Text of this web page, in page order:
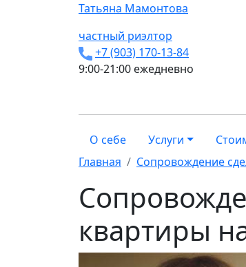
Татьяна Мамонтова
частный риэлтор
+7 (903) 170-13-84
9:00-21:00 ежедневно
О себе Услуги
Главная
Сопровождение
квартиры